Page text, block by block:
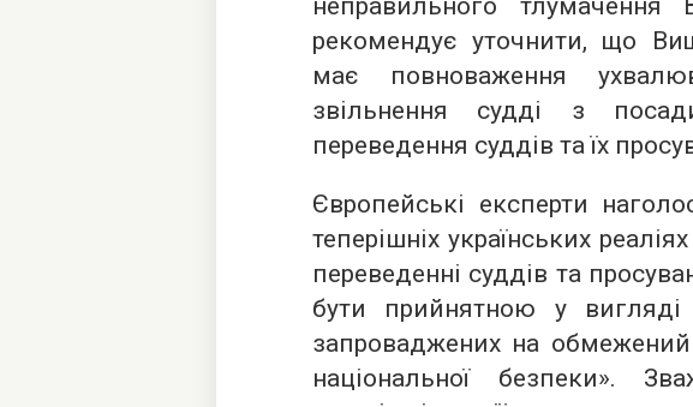
неправильного тлумачення
рекомендує уточнити, що
має повноваження
звільнення судді з
переведення суддів та їх
Європейські експерти
теперішніх українських
переведенні суддів та
бути прийнятною у вигляді
запроваджених на обмежений
національної безпеки».